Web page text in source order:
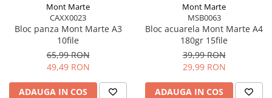
Mont Marte
CAXX0023
Bloc panza Mont Marte A3
10file
65,99 RON
49,49 RON
ADAUGA IN COS
Mont Marte
MSB0063
Bloc acuarela Mont Marte A4
180gr 15file
39,99 RON
29,99 RON
ADAUGA IN COS